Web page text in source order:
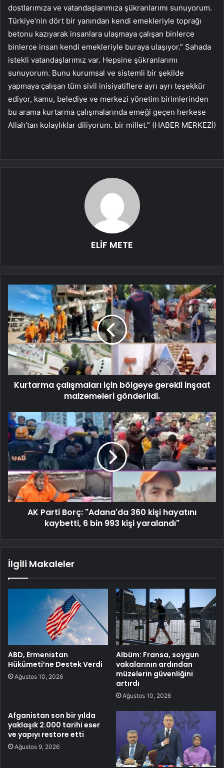
dostlarımıza ve vatandaşlarımıza şükranlarımı sunuyorum.
Türkiye’nin dört bir yanından kendi emekleriyle toprağı
betonu kazıyarak insanlara ulaşmaya çalışan binlerce
binlerce insan kendi emekleriyle buraya ulaşıyor.” Sahada
istekli vatandaşlarımız var. Hepsine şükranlarımı
sunuyorum. Bunu kurumsal ve sistemli bir şekilde
yapmaya çalışan tüm sivil inisiyatiflere ayrı ayrı teşekkür
ediyor, kamu, belediye ve merkezi yönetim birimlerinden
bu arama kurtarma çalışmalarında emeği geçen herkese
Allah’tan kolaylıklar diliyorum. bir millet.” (HABER MERKEZİ)
ELİF METE
Kurtarma çalışmaları için bölgeye gerekli inşaat
malzemeleri gönderildi.
AK Parti Borç: "Adana'da 360 kişi hayatını
kaybetti, 6 bin 993 kişi yaralandı"
İlgili Makaleler
ABD, Ermenistan
Hükümeti’ne Destek Verdi
Ağustos 10, 2026
Albüm: Fransa, soygun
vakalarının ardından
müzelerin güvenliğini
artırdı
Ağustos 10, 2026
Afganistan son bir yılda
yaklaşık 2.000 tarihi eser
ve yapıyı restore etti
Ağustos 9, 2026